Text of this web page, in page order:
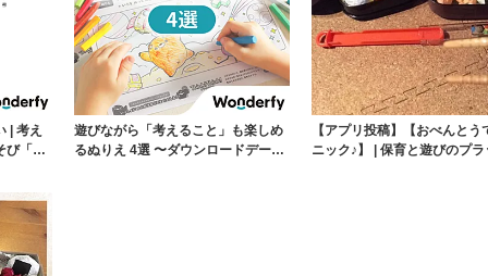
| 考え
び「シ
遊びながら「考えること」も楽しめ
るぬりえ 4選 〜ダウンロードデータ
【アプリ投稿】【おべんとう
ニック♪】 | 保育と遊びのプ